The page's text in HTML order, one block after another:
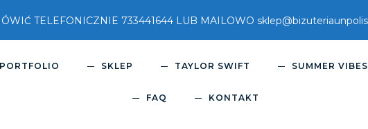
TELEFONICZNIE 733441644 LUB MAILOWO
PORTFOLIO SKLEP TAYLOR SWIFT SUMMER VIBES
FAQ KONTAKT